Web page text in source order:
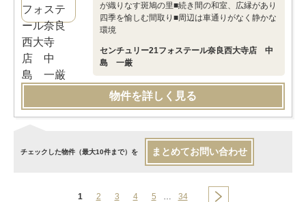
が織りなす斑鳩の里■続き間の和室、広縁があり
四季を愉しむ間取り■周辺は車通りがなく静かな
環境
センチュリー21フォステール奈良西大寺店 中
島 一厳
物件を詳しく見る
チェックした物件（最大10件まで）を まとめてお問い合わせ
1 2 3 4 5 … 34